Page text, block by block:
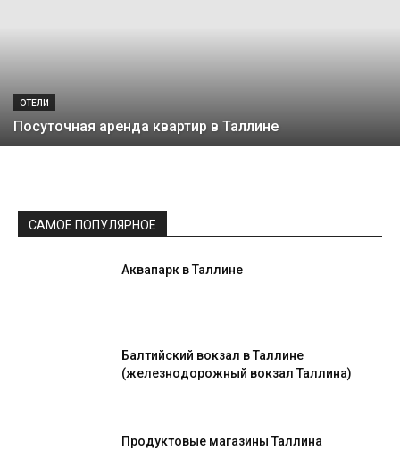
ОТЕЛИ
Посуточная аренда квартир в Таллине
САМОЕ ПОПУЛЯРНОЕ
Аквапарк в Таллине
Балтийский вокзал в Таллине
(железнодорожный вокзал Таллина)
Продуктовые магазины Таллина